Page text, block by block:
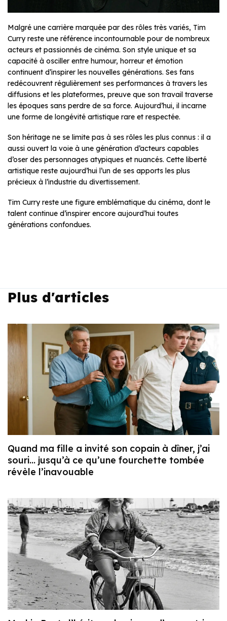
Malgré une carrière marquée par des rôles très variés, Tim
Curry reste une référence incontournable pour de nombreux
acteurs et passionnés de cinéma. Son style unique et sa
capacité à osciller entre humour, horreur et émotion
continuent d’inspirer les nouvelles générations. Ses fans
redécouvrent régulièrement ses performances à travers les
diffusions et les plateformes, preuve que son travail traverse
les époques sans perdre de sa force. Aujourd’hui, il incarne
une forme de longévité artistique rare et respectée.
Son héritage ne se limite pas à ses rôles les plus connus : il a
aussi ouvert la voie à une génération d’acteurs capables
d’oser des personnages atypiques et nuancés. Cette liberté
artistique reste aujourd’hui l’un de ses apports les plus
précieux à l’industrie du divertissement.
Tim Curry reste une figure emblématique du cinéma, dont le
talent continue d’inspirer encore aujourd’hui toutes
générations confondues.
Plus d'articles
Quand ma fille a invité son copain à dîner, j’ai
souri… jusqu’à ce qu’une fourchette tombée
révèle l’inavouable